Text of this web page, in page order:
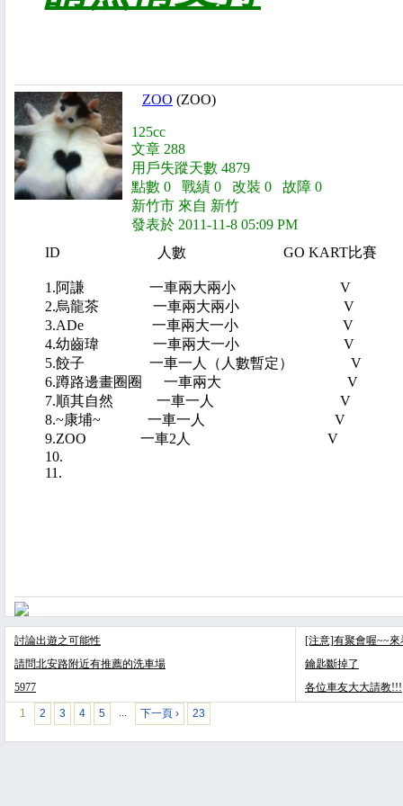
ZOO (ZOO)
125cc
文章 288
用戶失蹤天數 4879
點數 0 戰績 0 改裝 0 故障 0
新竹市 來自 新竹
發表於 2011-11-8 05:09 PM
ID 人數 GO KART比賽 烤
1.阿謙 一車兩大兩
2.烏龍茶 一車兩大兩
3.ADe 一車兩大一
4.幼齒瑋 一車兩大一
5.餃子 一車一人（人數暫
6.蹲路邊畫圈圈 一車兩
7.順其自然 一車一
8.~康埔~ 一車一人
9.ZOO 一車2人
10.
11.
討論出遊之可能性
請問北安路附近有推薦的洗車場
5977
[注意]有聚會喔~~來
鑰匙斷掉了
各位車友大大請教!!!
1 2 3 4 5 … 下一頁 › 23